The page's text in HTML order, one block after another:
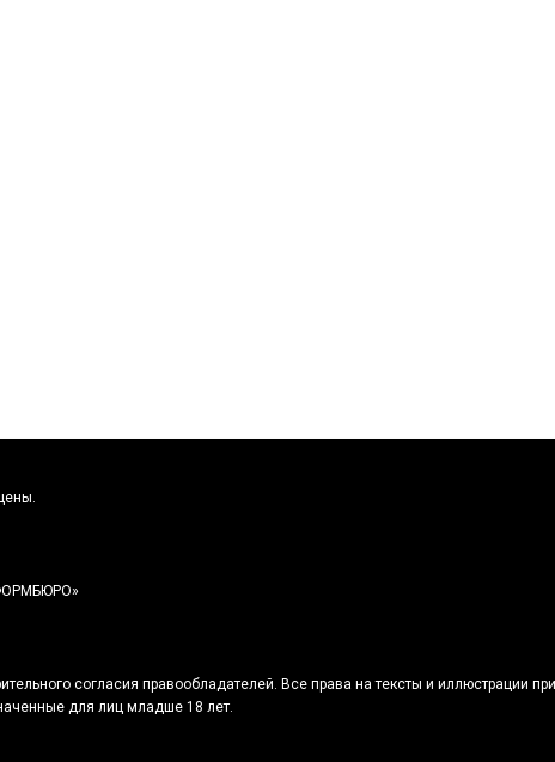
согласия правообладателей. Все права на тексты и иллюстрации
для лиц младше 18 лет.